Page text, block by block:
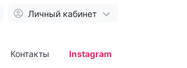
Личный кабинет
Контакты Instagram